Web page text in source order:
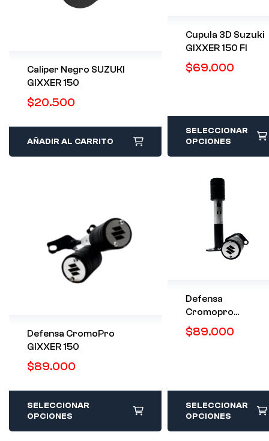
Caliper Negro SUZUKI
GIXXER 150
$20.500
AÑADIR AL CARRITO
Cupula 3D Suzuki
GIXXER 150 FI
$69.000
SELECCIONAR
OPCIONES
Defensa CromoPro
GIXXER 150
$89.000
SELECCIONAR
OPCIONES
Defensa
Cromopro
SUZUKI GIXXER
150 FI
$89.000
SELECCIONAR
OPCIONES